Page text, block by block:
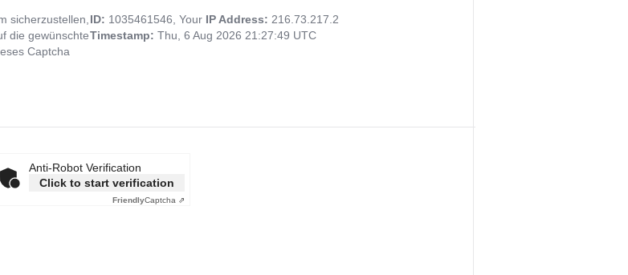
sicherzustellen,
die gewünschte
Captcha
ID: 1035461546, Your IP Address: 216.73.217.2
Timestamp: Thu, 6 Aug 2026 21:27:49 UTC
Anti-Robot Verification
Click to start verification
FriendlyCaptcha ⇗